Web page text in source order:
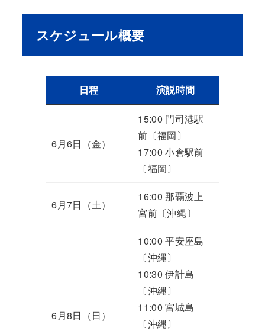
スケジュール概要
日程 演説時間
6月6日（金）
15:00 門司港駅
前〔福岡〕
17:00 小倉駅前
〔福岡〕
6月7日（土）
16:00 那覇波上
宮前〔沖縄〕
6月8日（日）
10:00 平安座島
〔沖縄〕
10:30 伊計島
〔沖縄〕
11:00 宮城島
〔沖縄〕